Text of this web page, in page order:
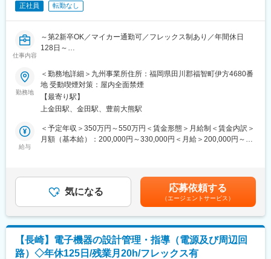
正社員 転勤なし
仕事内容
～第2新卒OK／マイカー通勤可／フレックス制あり／年間休日
128日～
■業務概要：
OEMでの家電製品（理美容／健康機器）、医療機器の新製品開発
および現行製品の仕様変更に伴う回路設計、性能評価業務をお任
せします。
■業務詳細：
・製品要求仕様から製品実現のための回路構想、設計（ブロック
・量産化における図面製作、治工具要求仕様製作
【変更の範囲：会社の定める業務】
ー・ドライヤーなどの「家電」の二本柱として営業活動を展開し
ており、世界80カ国以上で販売されるグローバルブランドです。
勤務地
＜勤務地詳細＞九州事業所住所：福岡県田川郡福智町伊方4680番
地 受動喫煙対策：屋内全面禁煙
【最寄り駅】
上金田駅、金田駅、豊前大熊駅
給与
＜予定年収＞350万円～550万円＜賃金形態＞月給制＜賃金内訳＞
月額（基本給）：200,000円～330,000円＜月給＞200,000円～
可能性があります。月給(月額)は固定手当を含めた表記です。
気になる 応募依頼する
（エージェントサービス）
【長崎】電子機器の設計管理・指導（電源及び周辺回
路）◇年休125日/残業月20h/フレックス有